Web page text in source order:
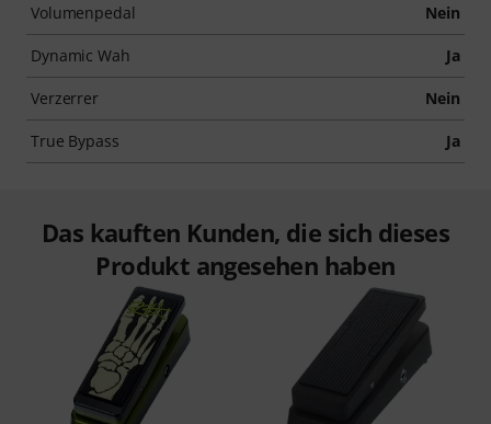
Volumenpedal Nein
Dynamic Wah Ja
Verzerrer Nein
True Bypass Ja
Das kauften Kunden, die sich dieses
Produkt angesehen haben